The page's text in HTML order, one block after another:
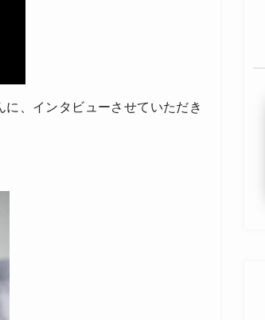
、インタビューさせていただき